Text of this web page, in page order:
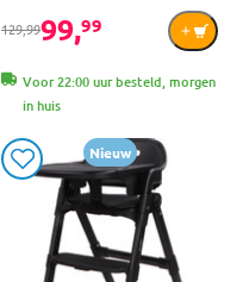
129,9999,99
Voor 22:00 uur besteld, morgen
in huis
Nieuw